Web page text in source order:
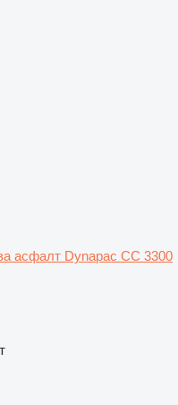
асфалт Dynapac CC 3300